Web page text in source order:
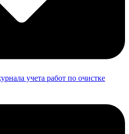
учета работ по очистке